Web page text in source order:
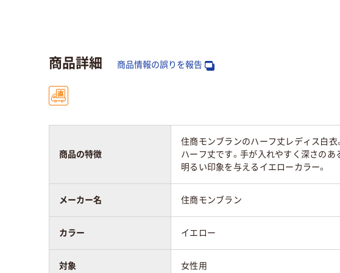
商品詳細 商品情報の誤りを報告
商品の特徴
住商モンブランのハーフ丈レディス白
ハーフ丈です。手が入れやすく深さのあ
明るい印象を与えるイエローカラー。
メーカー名 住商モンブラン
カラー イエロー
対象 女性用